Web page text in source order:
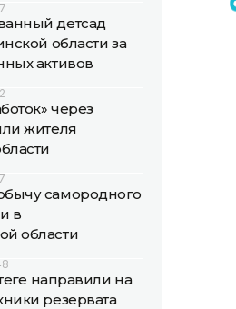
детсад
области за
активов
через
жителя
самородного
в
области
направили на
резервата